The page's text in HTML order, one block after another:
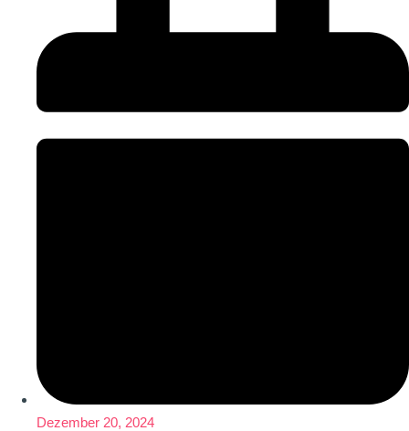
Dezember 20, 2024